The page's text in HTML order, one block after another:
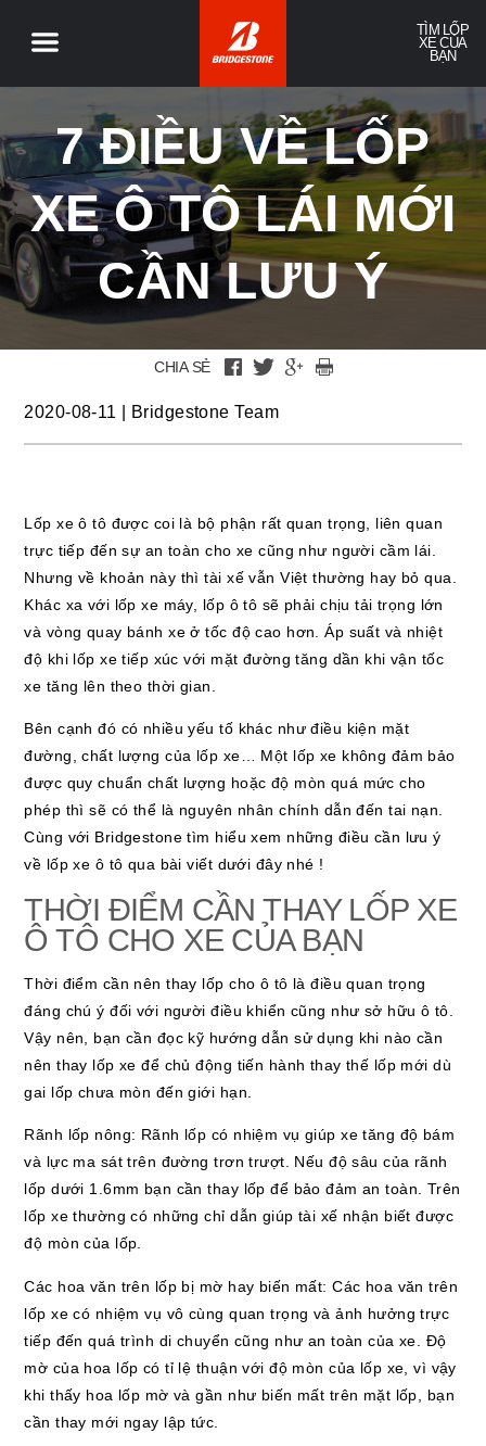
TÌM LỐP
XE CỦA
BẠN
7 ĐIỀU VỀ LỐP
XE Ô TÔ LÁI MỚI
CẦN LƯU Ý
CHIA SẺ
2020-08-11 Bridgestone Team
Lốp xe ô tô được coi là bộ phận rất quan trọng, liên quan
trực tiếp đến sự an toàn cho xe cũng như người cầm lái.
Nhưng về khoản này thì tài xế vẫn Việt thường hay bỏ qua.
Khác xa với lốp xe máy, lốp ô tô sẽ phải chịu tải trọng lớn
và vòng quay bánh xe ở tốc độ cao hơn. Áp suất và nhiệt
độ khi lốp xe tiếp xúc với mặt đường tăng dần khi vận tốc
xe tăng lên theo thời gian.
Bên cạnh đó có nhiều yếu tố khác như điều kiện mặt
đường, chất lượng của lốp xe… Một lốp xe không đảm bảo
được quy chuẩn chất lượng hoặc độ mòn quá mức cho
phép thì sẽ có thể là nguyên nhân chính dẫn đến tai nạn.
Cùng với Bridgestone tìm hiểu xem những điều cần lưu ý
về lốp xe ô tô qua bài viết dưới đây nhé !
THỜI ĐIỂM CẦN THAY LỐP XE
Ô TÔ CHO XE CỦA BẠN
Thời điểm cần nên thay lốp cho ô tô là điều quan trọng
đáng chú ý đối với người điều khiển cũng như sở hữu ô tô.
Vậy nên, bạn cần đọc kỹ hướng dẫn sử dụng khi nào cần
nên thay lốp xe để chủ động tiến hành thay thế lốp mới dù
gai lốp chưa mòn đến giới hạn.
Rãnh lốp nông: Rãnh lốp có nhiệm vụ giúp xe tăng độ bám
và lực ma sát trên đường trơn trượt. Nếu độ sâu của rãnh
lốp dưới 1.6mm bạn cần thay lốp để bảo đảm an toàn. Trên
lốp xe thường có những chỉ dẫn giúp tài xế nhận biết được
độ mòn của lốp.
Các hoa văn trên lốp bị mờ hay biến mất: Các hoa văn trên
lốp xe có nhiệm vụ vô cùng quan trọng và ảnh hưởng trực
tiếp đến quá trình di chuyển cũng như an toàn của xe. Độ
mờ của hoa lốp có tỉ lệ thuận với độ mòn của lốp xe, vì vậy
khi thấy hoa lốp mờ và gần như biến mất trên mặt lốp, bạn
cần thay mới ngay lập tức.